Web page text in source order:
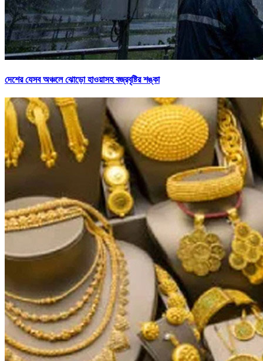
দেশের যেসব অঞ্চলে ঝোড়ো হাওয়াসহ বজ্রবৃষ্টির শঙ্কা